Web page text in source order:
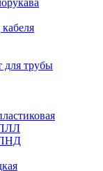
для трубы
ПЛЛ
ПНД